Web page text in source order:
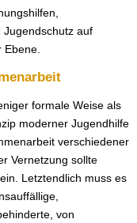
auf
formale Weise als
moderner Jugendhilfe
verschiedener
Vernetzung sollte
Letztendlich muss es
von